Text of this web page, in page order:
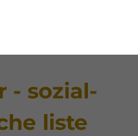
- sozial-
liste